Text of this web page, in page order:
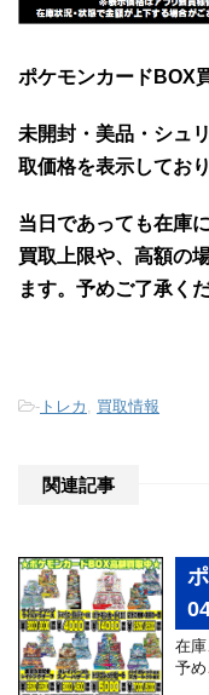
ポケモンカードBOX
未開封・美品・シュ
取価格を表示しており
当日であっても在庫
買取上限や、高額の
ます。予めご了承くだ
- トレカ , 買取情報
関連記事
在
予